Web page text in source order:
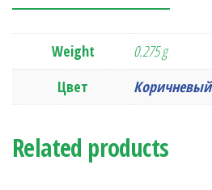
Weight
0.275 g
Цвет
Коричневый
Related products